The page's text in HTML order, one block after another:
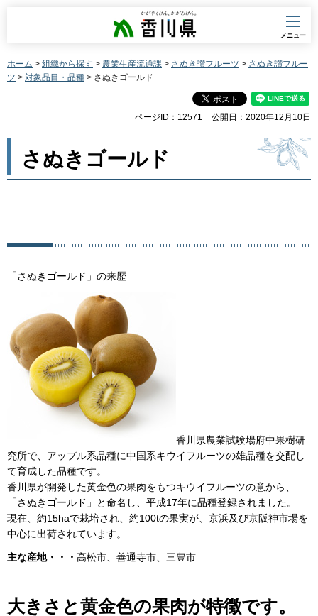
香川県
メニュー
ホーム > 組織から探す > 農業生産流通課 > さぬき讃フルーツ > さぬき讃フルー
ツ > 対象品目・品種 > さぬきゴールド
ページID：12571 公開日：2020年12月10日
さぬきゴールド
「さぬきゴールド」の来歴
香川県農業試験場府中果樹研
究所で、アップル系品種に中国系キウイフルーツの雄品種を交配し
て育成した品種です。
香川県が開発した黄金色の果肉をもつキウイフルーツの意から、
「さぬきゴールド」と命名し、平成17年に品種登録されました。
現在、約15haで栽培され、約100tの果実が、京浜及び京阪神市場を
中心に出荷されています。
主な産地・・・ 高松市、善通寺市、三豊市
大きさと黄金色の果肉が特徴です。